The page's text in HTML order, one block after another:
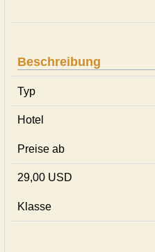
Beschreibung
Typ
Hotel
Preise ab
29,00 USD
Klasse